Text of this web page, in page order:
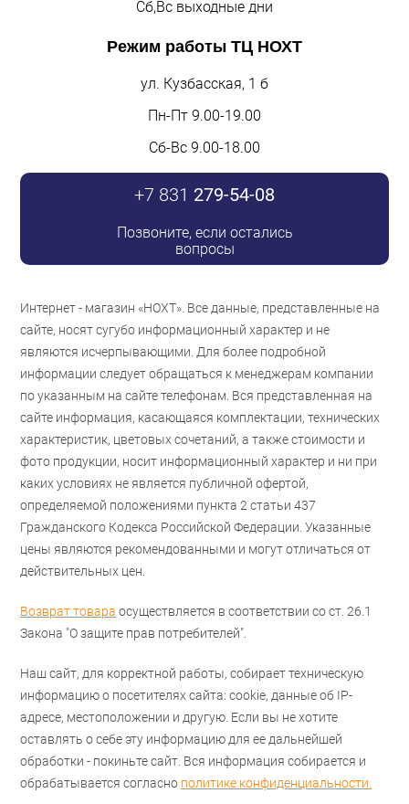
Сб,Вс выходные дни
Режим работы ТЦ НОХТ
ул. Кузбасская, 1 б
Пн-Пт 9.00-19.00
Сб-Вс 9.00-18.00
+7 831 279-54-08
Позвоните, если остались
вопросы
Интернет - магазин «НОХТ». Все данные, представленные на
сайте, носят сугубо информационный характер и не
являются исчерпывающими. Для более подробной
информации следует обращаться к менеджерам компании
по указанным на сайте телефонам. Вся представленная на
сайте информация, касающаяся комплектации, технических
характеристик, цветовых сочетаний, а также стоимости и
фото продукции, носит информационный характер и ни при
каких условиях не является публичной офертой,
определяемой положениями пункта 2 статьи 437
Гражданского Кодекса Российской Федерации. Указанные
цены являются рекомендованными и могут отличаться от
действительных цен.
Возврат товара осуществляется в соответствии со ст. 26.1
Закона "О защите прав потребителей".
Наш сайт, для корректной работы, собирает техническую
информацию о посетителях сайта: cookie, данные об IP-
адресе, местоположении и другую. Если вы не хотите
оставлять о себе эту информацию для ее дальнейшей
обработки - покиньте сайт. Вся информация собирается и
обрабатывается согласно политике конфиденциальности.